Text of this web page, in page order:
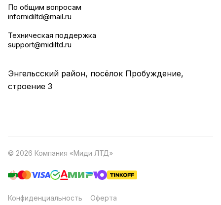
По общим вопросам
infomidiltd@mail.ru
Техническая поддержка
support@midiltd.ru
Энгельсский район, посёлок Пробуждение,
строение 3
© 2026 Компания «Миди ЛТД»
Конфиденциальность Оферта